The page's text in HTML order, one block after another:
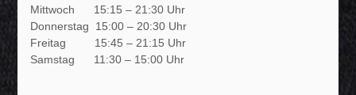
Mittwoch 15:15 – 21:30 Uhr
Donnerstag 15:00 – 20:30 Uhr
Freitag 15:45 – 21:15 Uhr
Samstag 11:30 – 15:00 Uhr